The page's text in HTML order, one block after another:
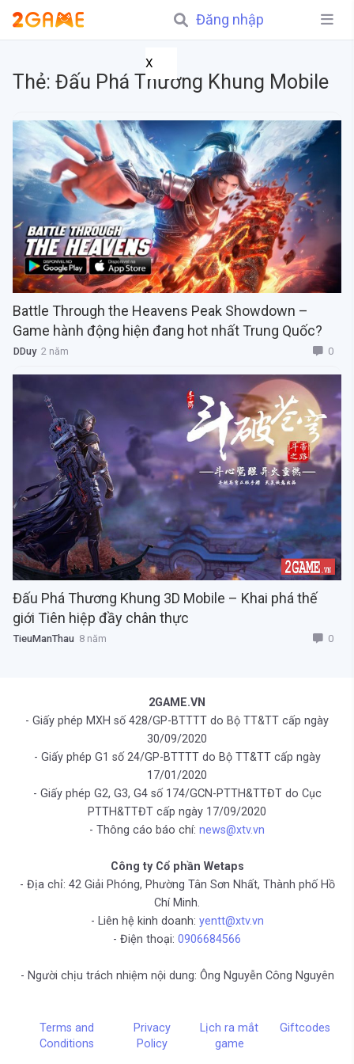
Đăng nhập
X
Thẻ: Đấu Phá Thương Khung Mobile
Battle Through the Heavens Peak Showdown –
Game hành động hiện đang hot nhất Trung Quốc?
DDuy2 năm 0
Đấu Phá Thương Khung 3D Mobile – Khai phá thế
giới Tiên hiệp đầy chân thực
TieuManThau 8 năm 0
2GAME.VN
- Giấy phép MXH số 428/GP-BTTTT do Bộ TT&TT cấp ngày
30/09/2020
- Giấy phép G1 số 24/GP-BTTTT do Bộ TT&TT cấp ngày
17/01/2020
- Giấy phép G2, G3, G4 số 174/GCN-PTTH&TTĐT do Cục
PTTH&TTĐT cấp ngày 17/09/2020
- Thông cáo báo chí: news@xtv.vn
Công ty Cổ phần Wetaps
- Địa chỉ: 42 Giải Phóng, Phường Tân Sơn Nhất, Thành phố Hồ
Chí Minh.
- Liên hệ kinh doanh: yentt@xtv.vn
- Điện thoại: 0906684566
- Người chịu trách nhiệm nội dung: Ông Nguyễn Công Nguyên
Terms and
Conditions
Privacy
Policy
Lịch ra mắt
game
Giftcodes